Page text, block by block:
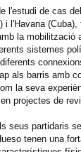
l'estudi de cas
l'Havana (Cuba),
la mobilització
sistemes
als barris amb
la seva
projectes de
seus partidaris
tenen una